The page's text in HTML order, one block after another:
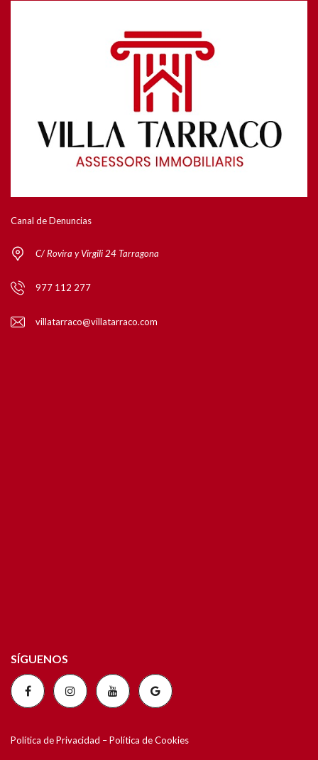
Canal de Denuncias
C/ Rovira y Virgili 24 Tarragona
977 112 277
villatarraco@villatarraco.com
SÍGUENOS
Política de Privacidad –Política de Cookies